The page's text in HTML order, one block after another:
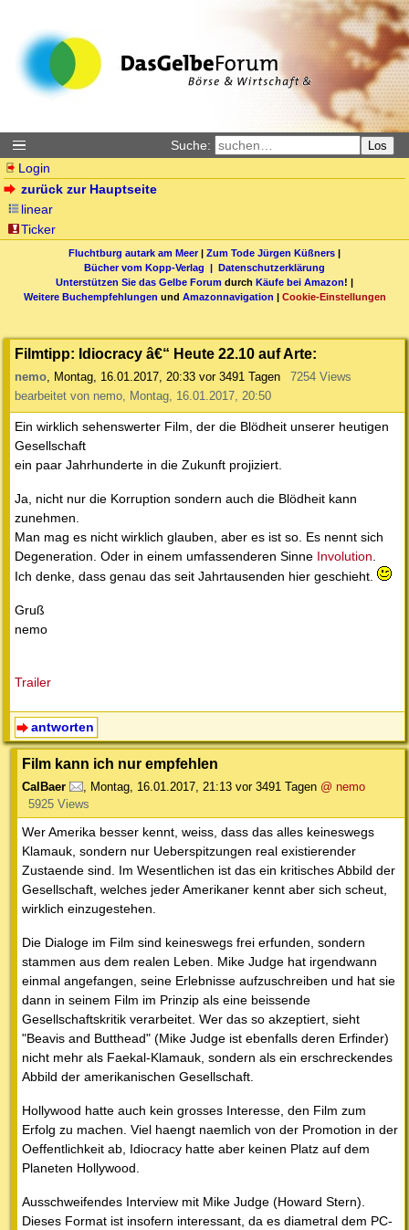
Suche: Los
Login
zurück zur Hauptseite
linear
Ticker
Fluchtburg autark am Meer| Zum Tode Jürgen Küßners |
Bücher vom Kopp-Verlag | Datenschutzerklärung
Unterstützen Sie das Gelbe Forum durch Käufe bei Amazon! |
Weitere Buchempfehlungen und Amazonnavigation | Cookie-Einstellungen
Filmtipp: Idiocracy â€“ Heute 22.10 auf Arte:
nemo, Montag, 16.01.2017, 20:33 vor 3491 Tagen
7254 Views
bearbeitet von nemo, Montag, 16.01.2017, 20:50
Ein wirklich sehenswerter Film, der die Blödheit unserer heutigen
Gesellschaft
ein paar Jahrhunderte in die Zukunft projiziert.
Ja, nicht nur die Korruption sondern auch die Blödheit kann
zunehmen.
Man mag es nicht wirklich glauben, aber es ist so. Es nennt sich
Degeneration. Oder in einem umfassenderen Sinne Involution.
Ich denke, dass genau das seit Jahrtausenden hier geschieht.
Gruß
nemo
Trailer
antworten
Film kann ich nur empfehlen
CalBaer , Montag, 16.01.2017, 21:13 vor 3491 Tagen @ nemo
5925 Views
Wer Amerika besser kennt, weiss, dass das alles keineswegs
Klamauk, sondern nur Ueberspitzungen real existierender
Zustaende sind. Im Wesentlichen ist das ein kritisches Abbild der
Gesellschaft, welches jeder Amerikaner kennt aber sich scheut,
wirklich einzugestehen.
Die Dialoge im Film sind keineswegs frei erfunden, sondern
stammen aus dem realen Leben. Mike Judge hat irgendwann
einmal angefangen, seine Erlebnisse aufzuschreiben und hat sie
dann in seinem Film im Prinzip als eine beissende
Gesellschaftskritik verarbeitet. Wer das so akzeptiert, sieht
"Beavis and Butthead" (Mike Judge ist ebenfalls deren Erfinder)
nicht mehr als Faekal-Klamauk, sondern als ein erschreckendes
Abbild der amerikanischen Gesellschaft.
Hollywood hatte auch kein grosses Interesse, den Film zum
Erfolg zu machen. Viel haengt naemlich von der Promotion in der
Oeffentlichkeit ab, Idiocracy hatte aber keinen Platz auf dem
Planeten Hollywood.
Ausschweifendes Interview mit Mike Judge (Howard Stern).
Dieses Format ist insofern interessant, da es diametral dem PC-